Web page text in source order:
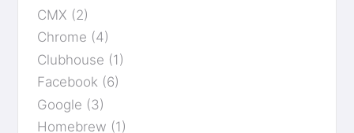
CMX (2)
Chrome (4)
Clubhouse (1)
Facebook (6)
Google (3)
Homebrew (1)